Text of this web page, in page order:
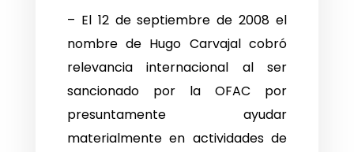
– El 12 de septiembre de 2008 el
nombre de Hugo Carvajal cobró
relevancia internacional al ser
sancionado por la OFAC por
presuntamente ayudar
materialmente en actividades de